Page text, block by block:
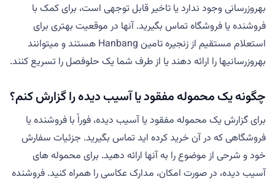
بهروزرسانی وجود ندارد یا تاخیر قابل توجهی است، برای کمک با
فروشنده یا فروشگاه تماس بگیرید. آنها در موقعیت بهتری برای
استعلام مستقیم از زنجیره تامین Hanbang هستند و میتوانند
بهروزرسانیها را ارائه دهند یا از طرف شما یک حلوفصل را تسریع کنند.
چگونه یک محموله مفقود یا آسیب دیده را گزارش کنم؟
برای گزارش یک محموله مفقود یا آسیب دیده، فوراً با فروشنده یا
فروشگاهی که در آن خرید کرده اید تماس بگیرید. جزئیات سفارش
خود و شرحی از موضوع را به آنها ارائه دهید. برای محموله های
آسیب دیده، در صورت امکان، مدارک عکاسی را همراه کنید. فروشنده